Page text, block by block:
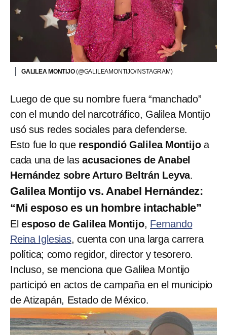
GALILEA MONTIJO(@GALILEAMONTIJO/INSTAGRAM)
Luego de que su nombre fuera “manchado”
con el mundo del narcotráfico, Galilea Montijo
usó sus redes sociales para defenderse.
Esto fue lo que respondió Galilea Montijoa
cada una de lasacusaciones de Anabel
Hernández sobre Arturo Beltrán Leyva.
Galilea Montijo vs. Anabel Hernández:
“Mi esposo es un hombre intachable”
El esposo de Galilea Montijo, Fernando
Reina Iglesias, cuenta con una larga carrera
política; como regidor, director y tesorero.
Incluso, se menciona que Galilea Montijo
participó en actos de campaña en el municipio
de Atizapán, Estado de México.